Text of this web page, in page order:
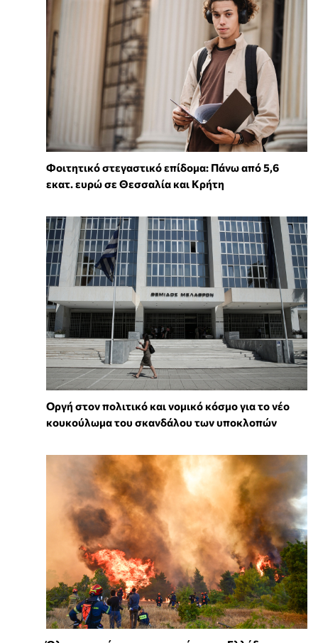
Φοιτητικό στεγαστικό επίδομα: Πάνω από 5,6
εκατ. ευρώ σε Θεσσαλία και Κρήτη
Οργή στον πολιτικό και νομικό κόσμο για το νέο
κουκούλωμα του σκανδάλου των υποκλοπών